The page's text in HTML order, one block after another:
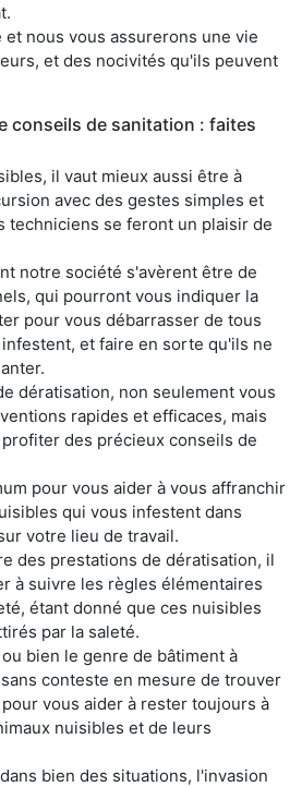
nous vous assurerons une vie
et des nocivités qu'ils peuvent
conseils de sanitation : faites
il vaut mieux aussi être à
avec des gestes simples et
techniciens se feront un plaisir de
notre société s'avèrent être de
qui pourront vous indiquer la
pour vous débarrasser de tous
et faire en sorte qu'ils ne
dératisation, non seulement vous
rapides et efficaces, mais
des précieux conseils de
pour vous aider à vous affranchir
qui vous infestent dans
votre lieu de travail.
des prestations de dératisation, il
à suivre les règles élémentaires
étant donné que ces nuisibles
par la saleté.
bien le genre de bâtiment à
conteste en mesure de trouver
vous aider à rester toujours à
nuisibles et de leurs
bien des situations, l'invasion